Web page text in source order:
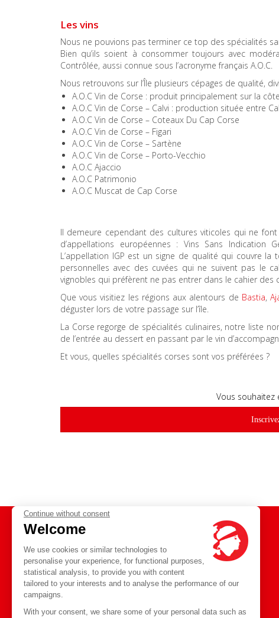
Continue without consent
Welcome
We use cookies or similar technologies to
personalise your experience, for functional purposes,
statistical analysis, to provide you with content
tailored to your interests and to analyse the performance of our
campaigns.
With your consent, we share some of your personal data such as
Les vins
Nous ne pouvions pas terminer ce top des spécialités
Bien qu’ils soient à consommer toujours avec
Contrôlée, aussi connue sous l’acronyme français A.O.C.
Nous retrouvons sur l’Île plusieurs cépages de qualité,
A.O.C Vin de Corse : produit principalement sur la
A.O.C Vin de Corse – Calvi : production située entre
A.O.C Vin de Corse – Coteaux Du Cap Corse
A.O.C Vin de Corse – Figari
A.O.C Vin de Corse – Sartène
A.O.C Vin de Corse – Porto-Vecchio
A.O.C Ajaccio
A.O.C Patrimonio
A.O.C Muscat de Cap Corse
Il demeure cependant des cultures viticoles qui ne
d’appellations européennes : Vins Sans Indication
L’appellation IGP est un signe de qualité qui couvre
personnelles avec des cuvées qui ne suivent pas le
vignobles qui préfèrent ne pas entrer dans le cahier
Que vous visitiez les régions aux alentours de Bastia,
déguster lors de votre passage sur l’île.
La Corse regorge de spécialités culinaires, notre liste
de l’entrée au dessert en passant par le vin
Et vous, quelles spécialités corses sont vos préférées ?
Vous souhaitez
ENJOY YOUR WINTER
HOLIDAYS
From
in Corsica